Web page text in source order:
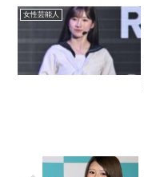
女性芸能人